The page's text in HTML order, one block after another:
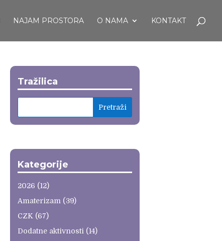
NAJAM PROSTORA O NAMA KONTAKT
Tražilica
Kategorije
2026 (12)
Amaterizam (39)
CZK (67)
Dodatne aktivnosti (14)